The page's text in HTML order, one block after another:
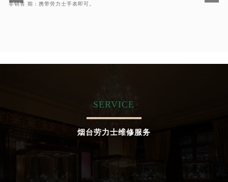
非销售 期：携带劳力士手表即可。
SERVICE
烟台劳力士维修服务